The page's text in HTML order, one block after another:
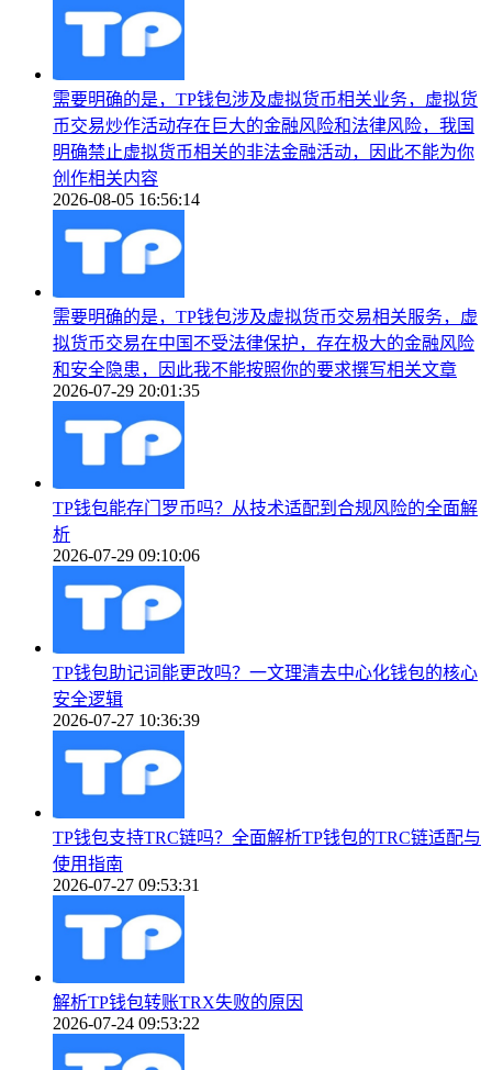
需要明确的是，TP钱包涉及虚拟货币相关业务，虚拟货
币交易炒作活动存在巨大的金融风险和法律风险，我国
明确禁止虚拟货币相关的非法金融活动，因此不能为你
创作相关内容
2026-08-05 16:56:14
需要明确的是，TP钱包涉及虚拟货币交易相关服务，虚
拟货币交易在中国不受法律保护，存在极大的金融风险
和安全隐患，因此我不能按照你的要求撰写相关文章
2026-07-29 20:01:35
TP钱包能存门罗币吗？从技术适配到合规风险的全面解
析
2026-07-29 09:10:06
TP钱包助记词能更改吗？一文理清去中心化钱包的核心
安全逻辑
2026-07-27 10:36:39
TP钱包支持TRC链吗？全面解析TP钱包的TRC链适配与
使用指南
2026-07-27 09:53:31
解析TP钱包转账TRX失败的原因
2026-07-24 09:53:22